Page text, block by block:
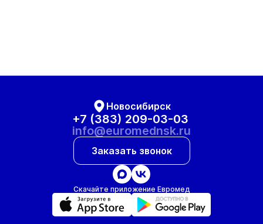
Новосибирск
+7 (383) 209-03-03
info@euromednsk.ru
Заказать звонок
Скачайте приложение Евромед